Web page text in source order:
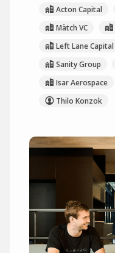
Acton Capital
Mätch VC
Left Lane Capital
Sanity Group
Isar Aerospace
Thilo Konzok